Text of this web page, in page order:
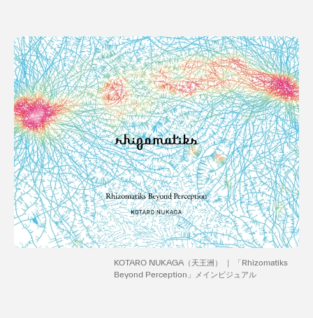
FAQ
利用規約
プライバシ−ポリシー
運営会社
お問い合わせ
KOTARO NUKAGA（天王洲） ｜ 「Rhizomatiks
Beyond Perception」メインビジュアル